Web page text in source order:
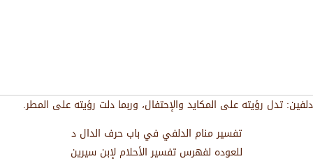
دلفين: تدل رؤيته على المكايد والإحتفال، وربما دلت رؤيته على المطر.
تفسير منام الدلفي في باب حرف الدال د
للعوده لفهرس تفسير الأحلام لإبن سيرين